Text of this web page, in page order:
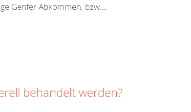
Genfer Abkommen, bzw....
behandelt werden?